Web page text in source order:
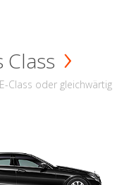
Class
Class oder gleichwärtig